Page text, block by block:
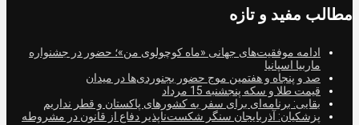
مطالب مفید و تازه
ادامه موفقیت‌های جهانی «ماه کوچولوی من»؛ حضور در جشنواره
ماربیا اسپانیا
صد و پنجاه و هفتمین موج حضور بجنوردی‌ها در میدان
قیمت طلا و سکه پنجشنبه 15 مرداد
بقایی: برنامه‌ای برای سفر به کشورهای پاکستان و قطر نداریم
پزشکیان: آذربایجان سنگر شکست‌ناپذیر دفاع از قانون در مشروطه